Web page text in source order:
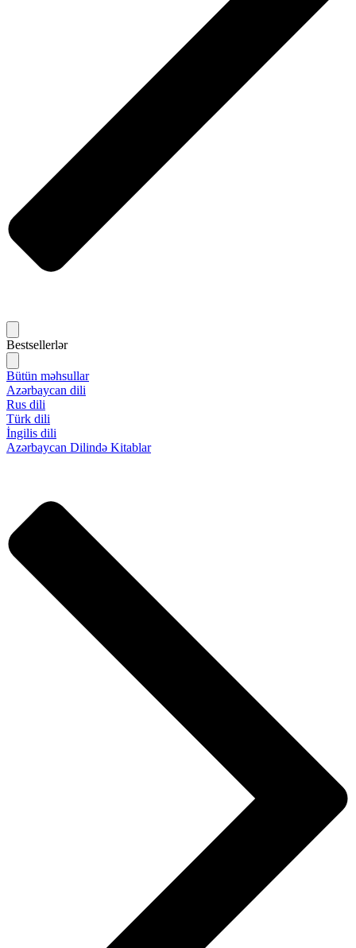
Bestsellerlər
Bütün məhsullar
Azərbaycan dili
Rus dili
Türk dili
İngilis dili
Azərbaycan Dilində Kitablar